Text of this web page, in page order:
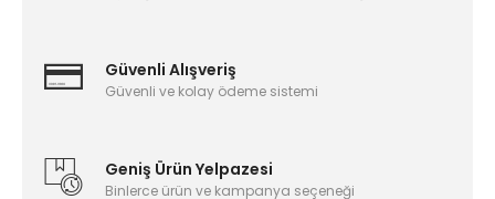
Güvenli Alışveriş
Güvenli ve kolay ödeme sistemi
Geniş Ürün Yelpazesi
Binlerce ürün ve kampanya seçeneği